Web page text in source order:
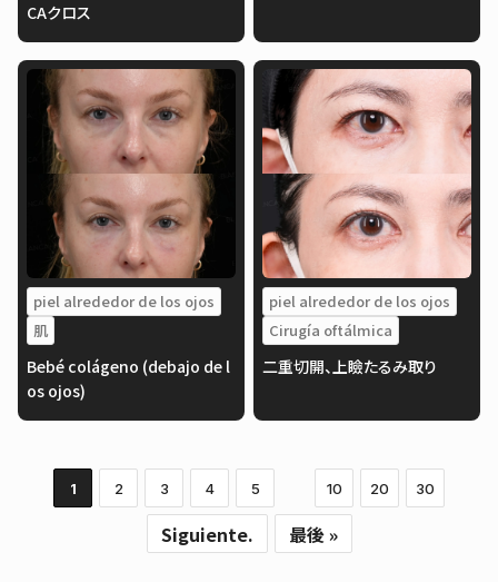
CAクロス
piel alrededor de los ojos
肌
Bebé colágeno (debajo de l
os ojos)
piel alrededor de los ojos
Cirugía oftálmica
二重切開、上瞼たるみ取り
1 2 3 4 5 10 20 30
Siguiente. 最後 »